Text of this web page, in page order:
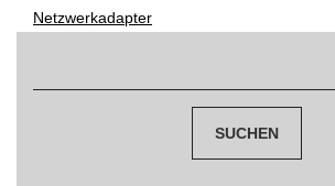
navigation
Netzwerkadapter